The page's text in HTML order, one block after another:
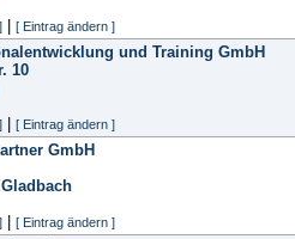
[ Eintrag ändern ]
und Training GmbH
10
[ Eintrag ändern ]
GmbH
[ Eintrag ändern ]